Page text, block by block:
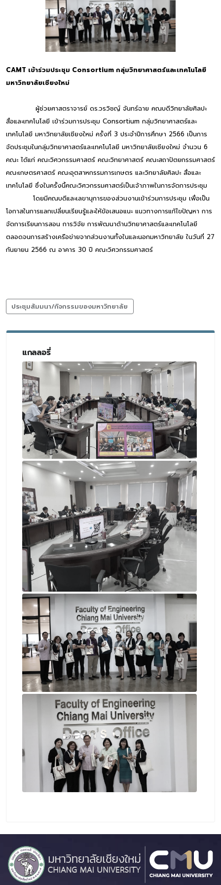
CAMT เข้าร่วมประชุม Consortium กลุ่มวิทยาศาสตร์และเทคโนโลยี
มหาวิทยาลัยเชียงใหม่
ผู้ช่วยศาสตราจารย์ ดร.วรวิชญ์ จันทร์ฉาย คณบดีวิทยาลัยศิลปะ
สื่อและเทคโนโลยี เข้าร่วมการประชุม Consortium กลุ่มวิทยาศาสตร์และ
เทคโนโลยี มหาวิทยาลัยเชียงใหม่ ครั้งที่ 3 ประจำปีการศึกษา 2566 เป็นการ
จัดประชุมในกลุ่มวิทยาศาสตร์และเทคโนโลยี มหาวิทยาลัยเชียงใหม่ จำนวน 6
คณะ ได้แก่ คณะวิศวกรรมศาสตร์ คณะวิทยาศาสตร์ คณะสถาปัตยกรรมศาสตร์
คณะเกษตรศาสตร์ คณะอุตสาหกรรมการเกษตร และวิทยาลัยศิลปะ สื่อและ
เทคโนโลยี ซึ่งในครั้งนี้คณะวิศวกรรมศาสตร์เป็นเจ้าภาพในการจัดการประชุม
โดยมีคณบดีและเลขานุการของส่วนงานเข้าร่วมการประชุม เพื่อเป็น
โอกาสในการแลกเปลี่ยนเรียนรู้และให้ข้อเสนอแนะ แนวทางการแก้ไขปัญหา การ
จัดการเรียนการสอน การวิจัย การพัฒนาด้านวิทยาศาสตร์และเทคโนโลยี
ตลอดจนการสร้างเครือข่ายจากส่วนงานทั้งในและนอกมหาวิทยาลัย ในวันที่ 27
กันยายน 2566 ณ อาคาร 30 ปี คณะวิศวกรรมศาสตร์
ประชุมสัมมนา/กิจกรรมของมหาวิทยาลัย
แกลลอรี่